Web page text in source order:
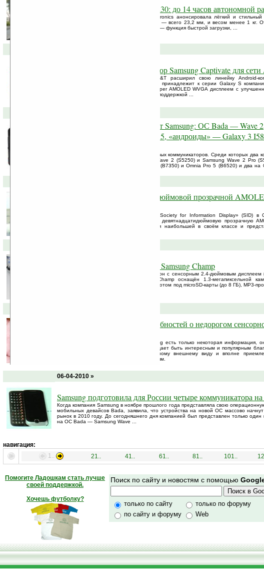
Cтильный нетбук Samsung N230: до 14 часов автономной
Южнокорейская компания Samsung Electronics анонсировала лёгкий и стильный
Новинка обладает небольшой толщиной — всего 23,2 мм, и весом менее 1 кг.
чертой Samsung N230 является Fast Start — функция быстрой загрузки, ...
High-end Android-коммуникатор Samsung Captivate для
Американский мобильный оператор AT&T расширил свою линейку Android-
моделью Samsung Captivate. Устройство принадлежит к серии Galaxy S
выделяется своим четырёхдюймовым Super AMOLED WVGA дисплеем с
функциональностью и камерой на 5 Мп с поддержкой ...
Коммуникаторный «дождь» от Samsung: ОС Bada — Wave
Pro, WM — Omnia Pro 4 и Pro 5, «андроиды» — Galaxy 3
Samsung презентовал целую «пачку» новых коммуникаторов. Среди которых два
на собственной ОС Bada — Samsung Wave 2 (S5250) и Samsung Wave 2 Pro
Windows Mobile — Samsung Omnia Pro 4 (B7350) и Omnia Pro 5 (B6520) и два
Samsung похвасталась 19-ти дюймовой прозрачной
На проходящем в эти дни семинаре «Society for Information Display» (SID) в
компания Samsung продемонстрировала девятнадцатидюймовую прозрачную
Показанная панель на сегодня является наибольшей в своём классе и
Дешевый сенсорный телефон Samsung Champ
Компания Samsung анонсировала телефон с сенсорным 2.4-дюймовым дисплеем
названием Champ (S3300). Samsung Champ оснащён 1.3-мегапиксельной
разъёмом под наушники, Bluetooth 2.1, слотом под microSD-карты (до 8 ГБ), MP3-
Samsung S3370: больше подробностей о недорогом
Об этом телефоне от компании Samsung есть только некоторая информация,
анонсирован официально. Аппарат обещает быть интересным и популярным
цене (менее 100 евро), презентабельному внешнему виду и вполне
указанной цены техническим особенностям.
06-04-2010 »
Samsung подготовила для России четыре коммуникатора
Когда компания Samsung в ноябре прошлого года представляла свою
мобильных девайсов Bada, заявила, что устройства на новой ОС массово начнут
рынок в 2010 году. До сегодняшнего дня компанией был представлен только один
на ОС Bada — Samsung Wave ...
навигация:
1..
21.. 41.. 61.. 81.. 101..
Помогите Ладошкам стать лучше
своей поддержкой.
Хочешь футболку?
Поиск по сайту и новостям с помощью
только по сайту
только по форуму
по сайту и форуму
Web